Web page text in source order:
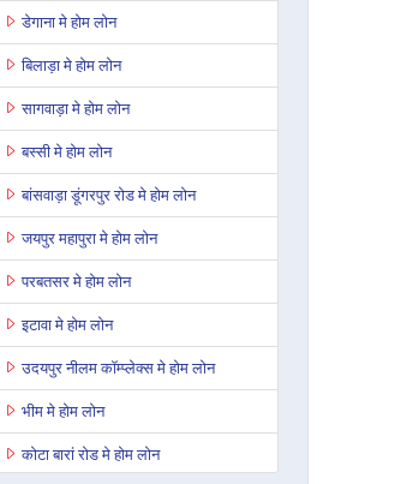
डेगाना मे होम लोन
बिलाड़ा मे होम लोन
सागवाड़ा मे होम लोन
बस्सी मे होम लोन
बांसवाड़ा डूंगरपुर रोड मे होम लोन
जयपुर महापुरा मे होम लोन
परबतसर मे होम लोन
इटावा मे होम लोन
उदयपुर नीलम कॉम्प्लेक्स मे होम लोन
भीम मे होम लोन
कोटा बारां रोड मे होम लोन